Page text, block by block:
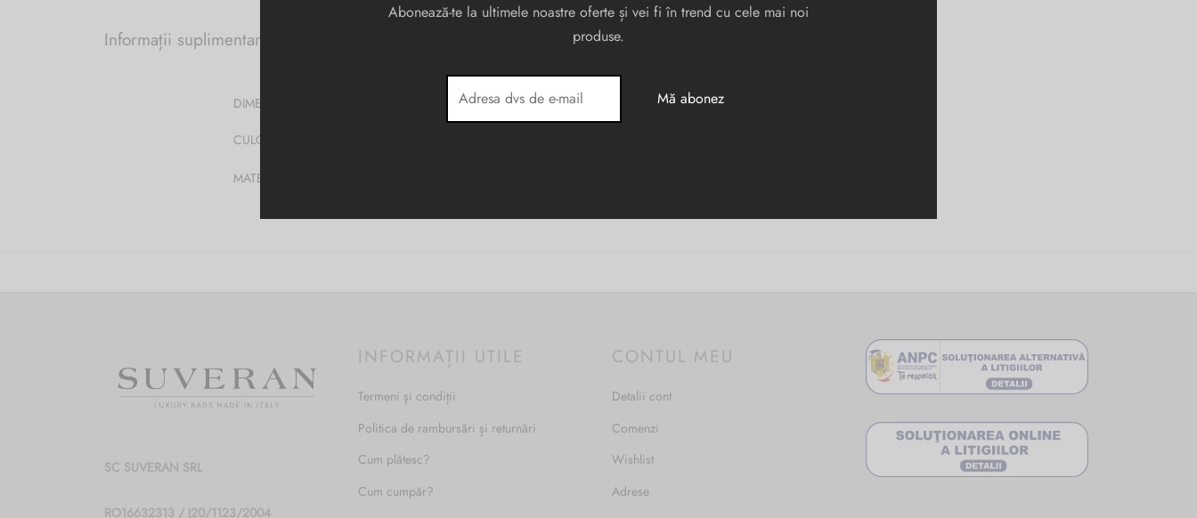
Abonează-te la ultimele noastre oferte și vei fi în trend cu cele mai noi
produse.
Informații suplimentare
DIMENSIUNI 11 × 2 × 9 cm
CULOARE
MATERIAL
SC SUVERAN SRL
RO16632313 / J20/1123/2004
INFORMAȚII UTILE
Termeni și condiții
Politica de rambursări și returnări
Cum plătesc?
Cum cumpăr?
CONTUL MEU
Detalii cont
Comenzi
Wishlist
Adrese